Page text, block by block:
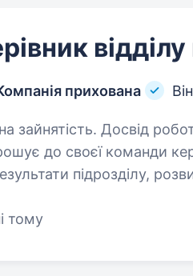
прихована
Досвід роботи від 2 років.
до своєї команди
підрозділу,
тому